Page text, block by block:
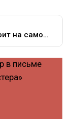
Футер письма: из чего он состоит на самом деле и чем его наполнять